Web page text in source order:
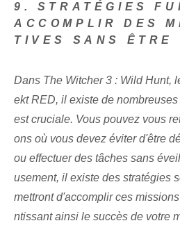
9. STRATÉGIES
ACCOMPLIR DES
TIVES SANS ÊTRE
Dans The Witcher 3 : Wild Hunt,
ekt RED, il existe de
est cruciale. Vous pouvez vous
ons où vous devez éviter d'être
ou effectuer des tâches sans
usement, il existe des stratégies
mettront d'accomplir ces
ntissant ainsi le succès de votre